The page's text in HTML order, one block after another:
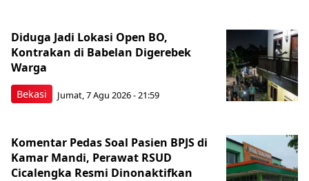
Bekasi
Diduga Jadi Lokasi Open BO,
Kontrakan di Babelan Digerebek
Warga
Jumat, 7 Agu 2026 - 21:59
Komentar Pedas Soal Pasien BPJS di
Kamar Mandi, Perawat RSUD
Cicalengka Resmi Dinonaktifkan